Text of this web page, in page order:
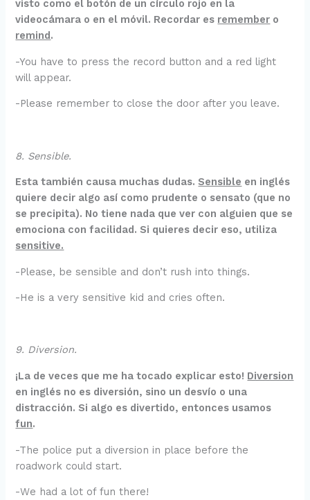
visto como el botón de un círculo rojo en la
videocámara o en el móvil. Recordar es remember o
remind.
-You have to press the record button and a red light
will appear.
-Please remember to close the door after you leave.
8. Sensible.
Esta también causa muchas dudas. Sensible en inglés
quiere decir algo así como prudente o sensato (que no
se precipita). No tiene nada que ver con alguien que se
emociona con facilidad. Si quieres decir eso, utiliza
sensitive.
-Please, be sensible and don’t rush into things.
-He is a very sensitive kid and cries often.
9. Diversion.
¡La de veces que me ha tocado explicar esto! Diversion
en inglés no es diversión, sino un desvío o una
distracción. Si algo es divertido, entonces usamos
fun.
-The police put a diversion in place before the
roadwork could start.
-We had a lot of fun there!